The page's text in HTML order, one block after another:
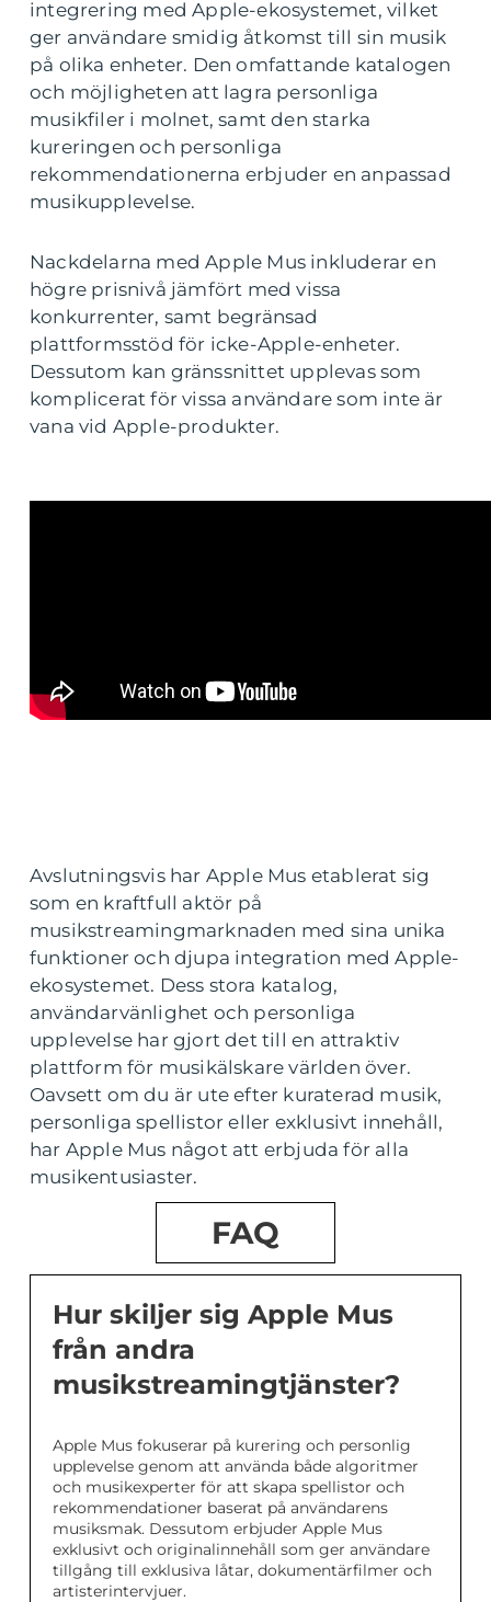
integrering med Apple-ekosystemet, vilket
ger användare smidig åtkomst till sin musik
på olika enheter. Den omfattande katalogen
och möjligheten att lagra personliga
musikfiler i molnet, samt den starka
kureringen och personliga
rekommendationerna erbjuder en anpassad
musikupplevelse.
Nackdelarna med Apple Mus inkluderar en
högre prisnivå jämfört med vissa
konkurrenter, samt begränsad
plattformsstöd för icke-Apple-enheter.
Dessutom kan gränssnittet upplevas som
komplicerat för vissa användare som inte är
vana vid Apple-produkter.
Avslutningsvis har Apple Mus etablerat sig
som en kraftfull aktör på
musikstreamingmarknaden med sina unika
funktioner och djupa integration med Apple-
ekosystemet. Dess stora katalog,
användarvänlighet och personliga
upplevelse har gjort det till en attraktiv
plattform för musikälskare världen över.
Oavsett om du är ute efter kuraterad musik,
personliga spellistor eller exklusivt innehåll,
har Apple Mus något att erbjuda för alla
musikentusiaster.
FAQ
Hur skiljer sig Apple Mus
från andra
musikstreamingtjänster?
Apple Mus fokuserar på kurering och personlig
upplevelse genom att använda både algoritmer
och musikexperter för att skapa spellistor och
rekommendationer baserat på användarens
musiksmak. Dessutom erbjuder Apple Mus
exklusivt och originalinnehåll som ger användare
tillgång till exklusiva låtar, dokumentärfilmer och
artisterintervjuer.